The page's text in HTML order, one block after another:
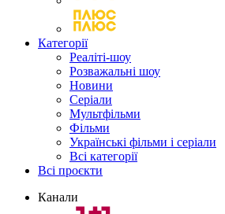
Категорії
Реаліті-шоу
Розважальні шоу
Новини
Серіали
Мультфільми
Фільми
Українські фільми і серіали
Всі категорії
Всі проєкти
Канали